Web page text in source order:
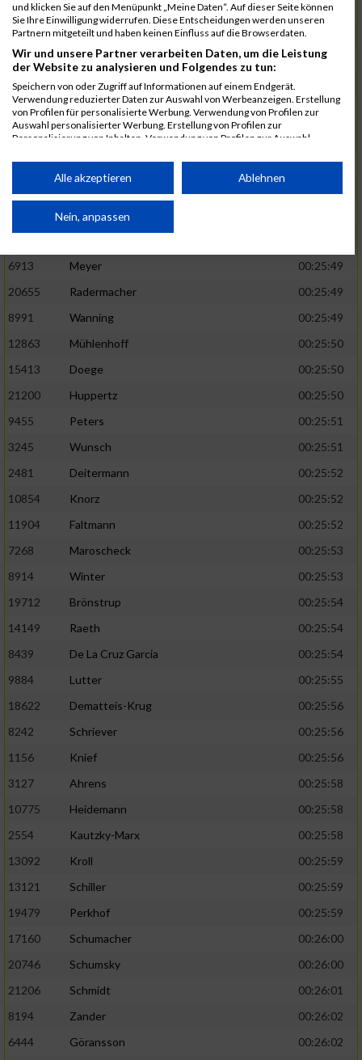
1582 Funken
00:25:42
12220
Cosma
00:25:43
9678
Exner
00:25:43
11817
Schmaul-Klaibee
6812
Koch
00:25:47
9610
Linß
00:25:47
706
Wehmeier
00:25:48
Küpper
Inhoff
6913
Meyer
00:25:49
20655
Radermacher
00:25:49
8991
Wanning
00:25:49
12863
Mühlenhoff
00:25:50
15413
Doege
00:25:50
21200
Huppertz
00:25:50
9455
Peters
00:25:51
3245
Wunsch
00:25:51
2481
Deitermann
00:25:52
10854
Knorz
00:25:52
11904
Faltmann
00:25:52
7268
Maroscheck
00:25:53
8914
Winter
00:25:53
19712
Brönstrup
00:25:54
14149
Raeth
00:25:54
8439
De La Cruz Garcia
00:25:54
9884
Lutter
00:25:55
18622
Dematteis-Krug
00:25:56
8242
Schriever
00:25:56
1156
Knief
00:25:56
3127
Ahrens
00:25:58
10775
Heidemann
00:25:58
2554
Kautzky-Marx
00:25:58
13092
Kroll
00:25:59
13121
Schiller
00:25:59
19479
Perkhof
00:25:59
17160
Schumacher
00:26:00
20746
Schumsky
00:26:00
21206
Schmidt
00:26:01
8194
Zander
00:26:02
6444
Göransson
00:26:02
und klicken Sie auf den Menüpunkt „Meine Daten“. Auf dieser Seite können
Sie Ihre Einwilligung widerrufen. Diese Entscheidungen werden unseren
Partnern mitgeteilt und haben keinen Einfluss auf die Browserdaten.
Wir und unsere Partner verarbeiten Daten, um die Leistung
der Website zu analysieren und Folgendes zu tun:
Speichern von oder Zugriff auf Informationen auf einem Endgerät.
Verwendung reduzierter Daten zur Auswahl von Werbeanzeigen. Erstellung
von Profilen für personalisierte Werbung. Verwendung von Profilen zur
Auswahl personalisierter Werbung. Erstellung von Profilen zur
Personalisierung von Inhalten. Verwendung von Profilen zur Auswahl
Performance von Inhalten. Analyse von Zielgruppen durch Statistiken oder
Kombinationen von Daten aus verschiedenen Quellen. Entwicklung und
von Inhalten.
Daten können außerhalb der Europäischen Union weitergegeben und in die
Website/App.
Partnerliste anzeigen (1 IAB-Anbieter)
Wir nutzen Ihre Daten für folgende Zwecke:
Speichern von oder Zugriff auf Informationen
auf einem Endgerät
von Werbeanzeigen
Werbung
personalisierter Werbung
von Inhalten
personalisierter Inhalte
Analyse von Zielgruppen durch Statistiken
verschiedenen Quellen
Verwendung reduzierter Daten zur Auswahl
IAB-Besonderheiten:
Verwendung genauer Standortdaten
Informationen identifizieren
Alle akzeptieren Ablehnen
Nein, anpassen